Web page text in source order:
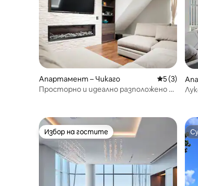
Апартамент – Чикаго Средна
5 (3)
Просторно и идеално разположено в
Избор на гостите
Избор на гостите